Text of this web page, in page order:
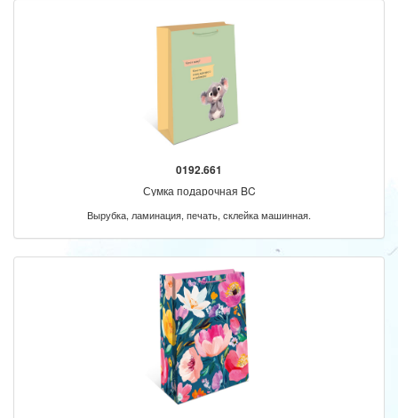
0192.661
Сумка подарочная BC
Вырубка, ламинация, печать, склейка машинная.